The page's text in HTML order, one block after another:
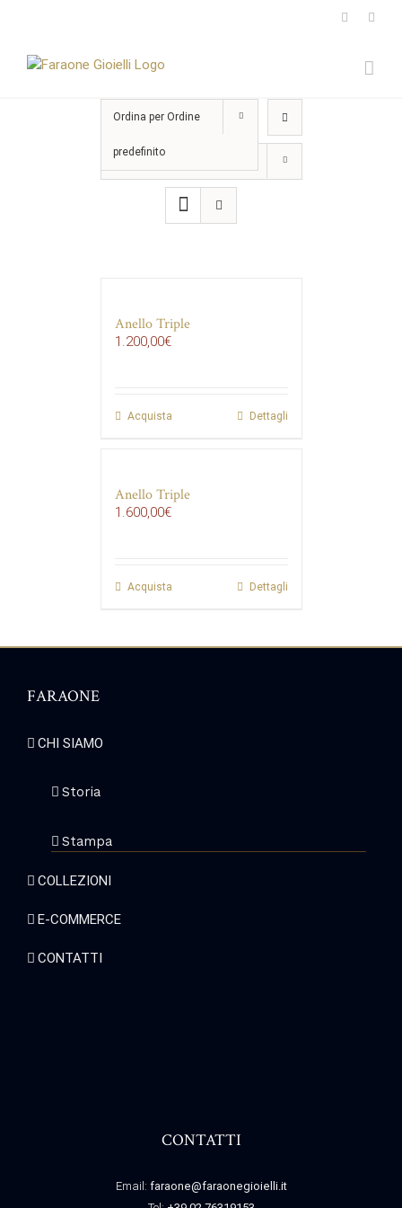
Instagram
Ordina per Ordine
predefinito
Mostra
Anello Triple
1.200,00€
Acquista Dettagli
Anello Triple
1.600,00€
Acquista Dettagli
FARAONE
CHI SIAMO
Storia
Stampa
COLLEZIONI
E-COMMERCE
CONTATTI
CONTATTI
Email: faraone@faraonegioielli.it